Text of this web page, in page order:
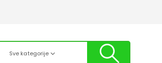
Sve kategorije